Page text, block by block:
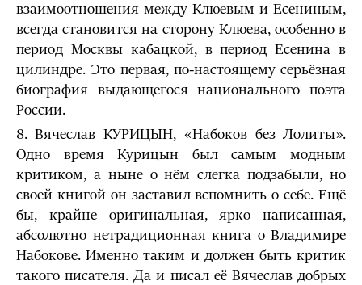
взаимоотношения между Клюевым и Есениным,
всегда становится на сторону Клюева, особенно в
период Москвы кабацкой, в период Есенина в
цилиндре. Это первая, по-настоящему серьёзная
биография выдающегося национального поэта
России.
8. Вячеслав КУРИЦЫН, «Набоков без Лолиты».
Одно время Курицын был самым модным
критиком, а ныне о нём слегка подзабыли, но
своей книгой он заставил вспомнить о себе. Ещё
бы, крайне оригинальная, ярко написанная,
абсолютно нетрадиционная книга о Владимире
Набокове. Именно таким и должен быть критик
такого писателя. Да и писал её Вячеслав добрых